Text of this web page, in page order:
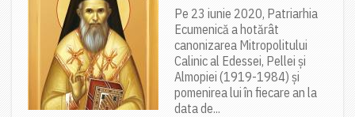
Pe 23 iunie 2020, Patriarhia
Ecumenică a hotărât
canonizarea Mitropolitului
Calinic al Edessei, Pellei și
Almopiei (1919-1984) și
pomenirea lui în fiecare an la
data de...